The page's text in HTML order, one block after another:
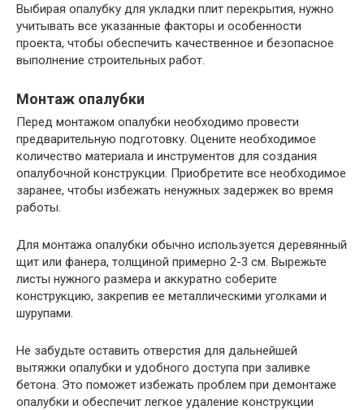
Выбирая опалубку для укладки плит перекрытия, нужно
учитывать все указанные факторы и особенности
проекта, чтобы обеспечить качественное и безопасное
выполнение строительных работ.
Монтаж опалубки
Перед монтажом опалубки необходимо провести
предварительную подготовку. Оцените необходимое
количество материала и инструментов для создания
опалубочной конструкции. Приобретите все необходимое
заранее, чтобы избежать ненужных задержек во время
работы.
Для монтажа опалубки обычно используется деревянный
щит или фанера, толщиной примерно 2-3 см. Вырежьте
листы нужного размера и аккуратно соберите
конструкцию, закрепив ее металлическими уголками и
шурупами.
Не забудьте оставить отверстия для дальнейшей
вытяжки опалубки и удобного доступа при заливке
бетона. Это поможет избежать проблем при демонтаже
опалубки и обеспечит легкое удаление конструкции